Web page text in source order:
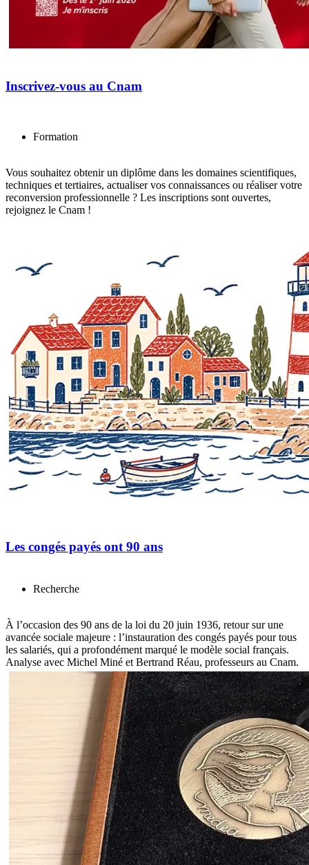
Inscrivez-vous au Cnam
Formation
Vous souhaitez obtenir un diplôme dans les domaines scientifiques,
techniques et tertiaires, actualiser vos connaissances ou réaliser votre
reconversion professionnelle ? Les inscriptions sont ouvertes,
rejoignez le Cnam !
Les congés payés ont 90 ans
Recherche
À l’occasion des 90 ans de la loi du 20 juin 1936, retour sur une
avancée sociale majeure : l’instauration des congés payés pour tous
les salariés, qui a profondément marqué le modèle social français.
Analyse avec Michel Miné et Bertrand Réau, professeurs au Cnam.